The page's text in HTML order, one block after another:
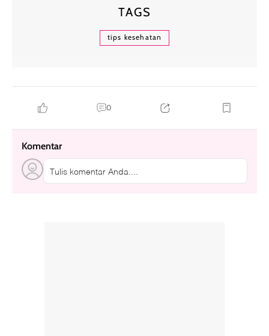
TAGS
tips kesehatan
0
Komentar
Tulis komentar Anda....